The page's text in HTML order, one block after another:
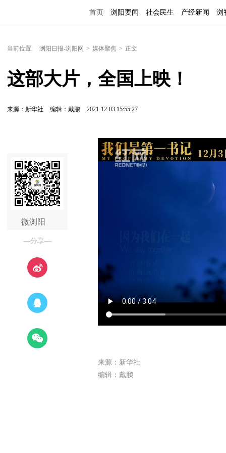
首页 浏阳要闻 社会民生 产经新闻 浏
当前位置: 浏阳日报-浏阳网 > 媒体聚焦 > 正文
这部大片，全国上映！
来源：新华社 编辑：戴鹏 2021-12-03 15:55:27
微浏阳
—分享—
来源：新华社
编辑：戴鹏